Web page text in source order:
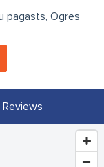
pagasts, Ogres
Reviews